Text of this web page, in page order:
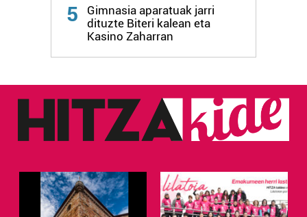
fitxategiak erabiltzen ditu. Zure esperientzia eta
zerbitzuak hobetzeko asmoz, cookie teknologiaz
irakurri
5
Gimnasia aparatuak jarri
dituzte Biteri kalean eta
Kasino Zaharran